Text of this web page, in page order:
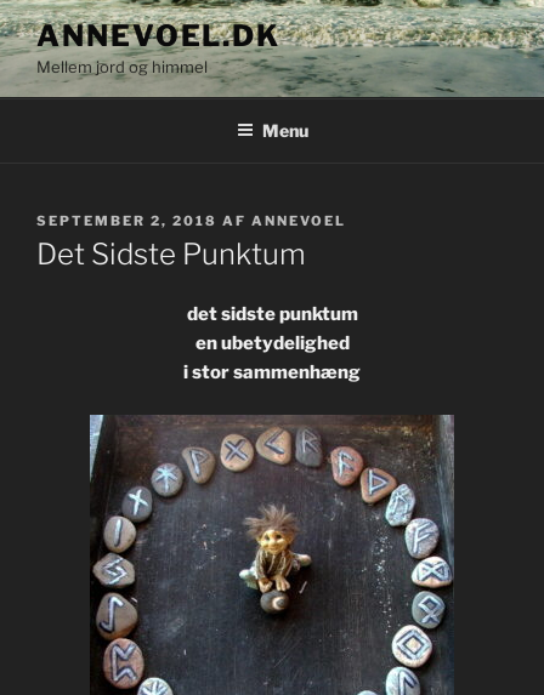
Videre
til
indhold
ANNEVOEL.DK
Mellem jord og himmel
Menu
UDGIVET
DEN
SEPTEMBER 2, 2018 AF ANNEVOEL
Det Sidste Punktum
det sidste punktum
en ubetydelighed
i stor sammenhæng